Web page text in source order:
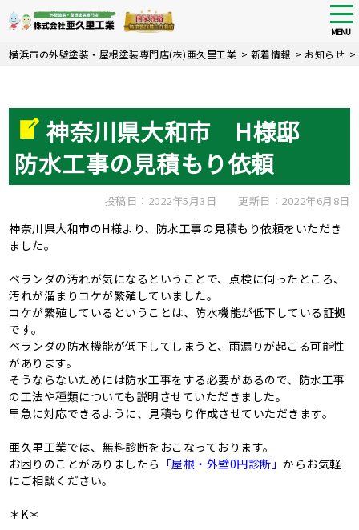
Skip
MENU
横浜市の外壁塗装・屋根塗装専門店(株)亜久里工業 > 新着情報 > お知らせ >
神奈川県大和市 H様邸
防水工事の見積もり依頼
投稿日：2022年5月3日 更新日：2022年6月8日
神奈川県大和市のH様より、防水工事の見積もり依頼をいただき
ました。
ベランダの汚れが気になるということで、点検に伺ったところ、
汚れが溜まりコケが繁殖していました。
コケが繁殖しているということは、防水機能が低下している証拠
です。
ベランダの防水機能が低下してしまうと、雨漏りが起こる可能性
があります。
そうならないためには防水工事をする必要があるので、防水工事
の工法や種類についても説明させていただきました。
早急に対応できるように、見積もり作成させていただきます。
亜久里工業では、無料診断をおこなっております。
お困りのことがありましたら 「屋根・外壁0円診断」からお気軽
にご相談ください。
＊K＊